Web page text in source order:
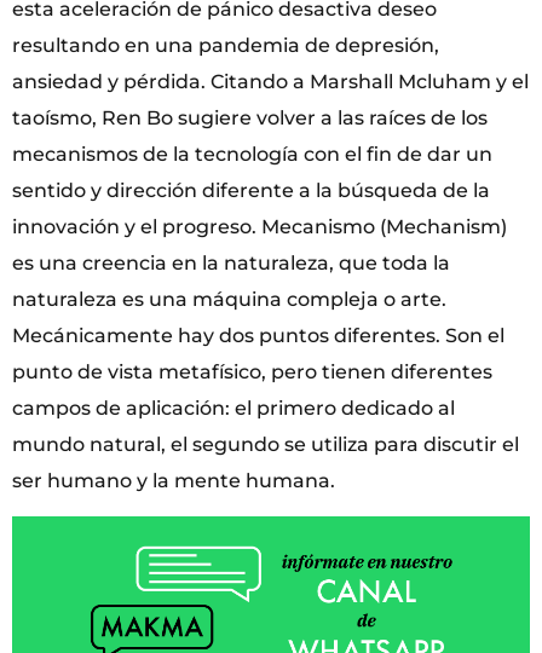
esta aceleración de pánico desactiva deseo
resultando en una pandemia de depresión,
ansiedad y pérdida. Citando a Marshall Mcluham y el
taoísmo, Ren Bo sugiere volver a las raíces de los
mecanismos de la tecnología con el fin de dar un
sentido y dirección diferente a la búsqueda de la
innovación y el progreso. Mecanismo (Mechanism)
es una creencia en la naturaleza, que toda la
naturaleza es una máquina compleja o arte.
Mecánicamente hay dos puntos diferentes. Son el
punto de vista metafísico, pero tienen diferentes
campos de aplicación: el primero dedicado al
mundo natural, el segundo se utiliza para discutir el
ser humano y la mente humana.